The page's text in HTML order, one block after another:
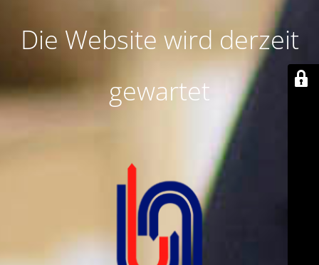
Die Website wird derzeit
gewartet